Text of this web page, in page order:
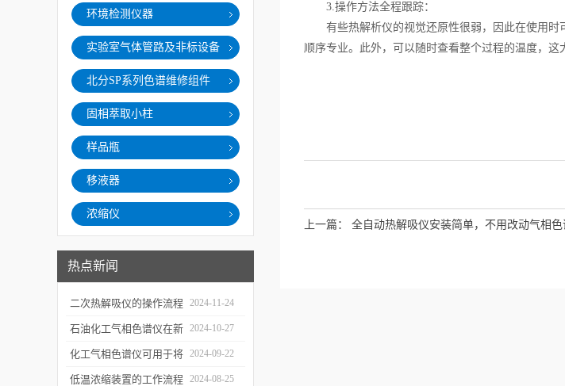
环境检测仪器
实验室气体管路及非标设备
北分SP系列色谱维修组件
固相萃取小柱
样品瓶
移液器
浓缩仪
热点新闻
二次热解吸仪的操作流程
和使用注意事项
2024-11-24
石油化工气相色谱仪在新
材料、新产品的研发中的
应用
2024-10-27
化工气相色谱仪可用于将
样品引入色谱柱并推动分
2024-09-22
低温浓缩装置的工作流程 2024-08-25
3.操作方法全程跟踪：
有些热解析仪的视觉还原性很弱，因此在使用时
顺序专业。此外，可以随时查看整个过程的温度，这
上一篇： 全自动热解吸仪安装简单，不用改动气相